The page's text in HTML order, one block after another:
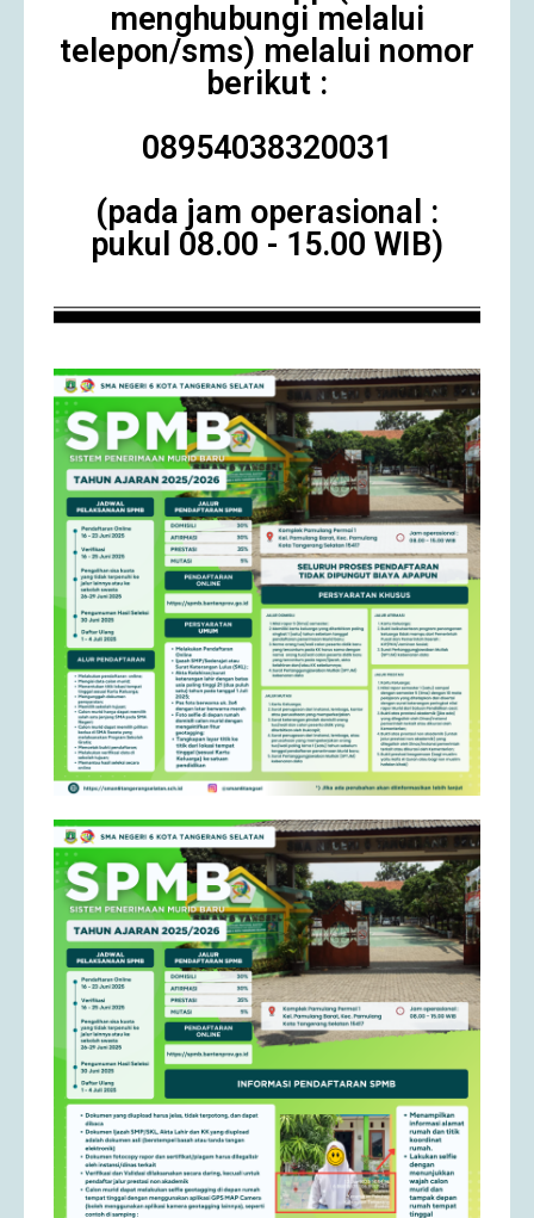
menghubungi melalui
telepon/sms) melalui nomor
berikut :
08954038320031
(pada jam operasional :
pukul 08.00 - 15.00 WIB)